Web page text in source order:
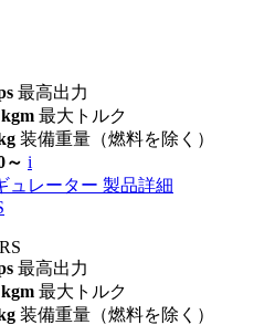
最高出力
最大トルク
装備重量（燃料を除く）
～ i
ュレーター 製品詳細
最高出力
最大トルク
装備重量（燃料を除く）